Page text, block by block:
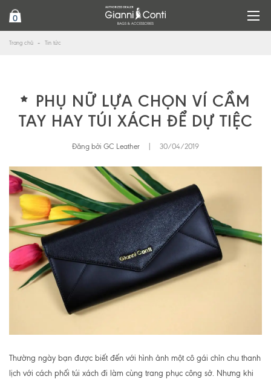
0
Trang chủ Tin tức
PHỤ NỮ LỰA CHỌN VÍ CẦM
TAY HAY TÚI XÁCH ĐỂ DỰ TIỆC
Đăng bởi GC Leather 30/04/2019
Thường ngày bạn được biết đến với hình ảnh một cô gái chỉn chu thanh
lịch với cách phối túi xách đi làm cùng trang phục công sở. Nhưng khi